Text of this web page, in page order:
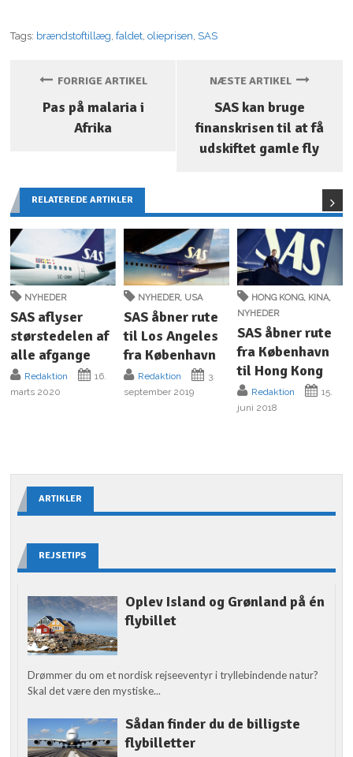
Tags: brændstoftillæg,faldet,olieprisen, SAS
FORRIGE ARTIKEL
Pas på malaria i
Afrika
NÆSTE ARTIKEL
SAS kan bruge
finanskrisen til at få
udskiftet gamle fly
RELATEREDE ARTIKLER
NYHEDER
SAS aflyser
størstedelen af
alle afgange
Redaktion
16.
marts 2020
NYHEDER, USA
SAS åbner rute
til Los Angeles
fra København
Redaktion
3.
september 2019
HONG KONG, KINA,
NYHEDER
SAS åbner rute
fra København
til Hong Kong
Redaktion
15.
juni 2018
ARTIKLER
REJSETIPS
Oplev Island og Grønland på én
flybillet
Drømmer du om et nordisk rejseeventyr i tryllebindende natur?
Skal det være den mystiske...
Sådan finder du de billigste
flybilletter